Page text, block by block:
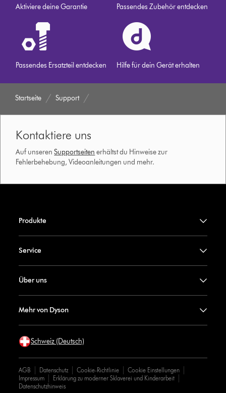
Aktiviere deine Garantie Passendes Zubehör entdecken
Passendes Ersatzteil entdecken Hilfe für dein Gerät erhalten
Startseite Support
Kontaktiere uns
Auf unserenSupportseiten erhältst du Hinweise zur
Fehlerbehebung, Videoanleitungen und mehr.
Produkte
Service
Über uns
Mehr von Dyson
Schweiz (Deutsch)
AGB Datenschutz Cookie-Richtlinie
Cookie Einstellungen
Impressum
Erklärung zu moderner Sklaverei und Kinderarbeit
Datenschutzhinweis